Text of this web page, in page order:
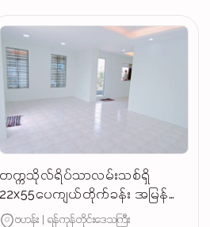
တက္ကသိုလ်ရိပ်သာလမ်းသစ်ရှိ
22x55ပေကျယ်တိုက်ခန်း အမြန်
ရောင်းမည်
ဗဟန်း | ရန်ကုန်တိုင်းဒေသကြီး